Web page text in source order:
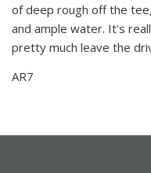
of deep rough off the
and ample water. It's
pretty much leave the
AR7